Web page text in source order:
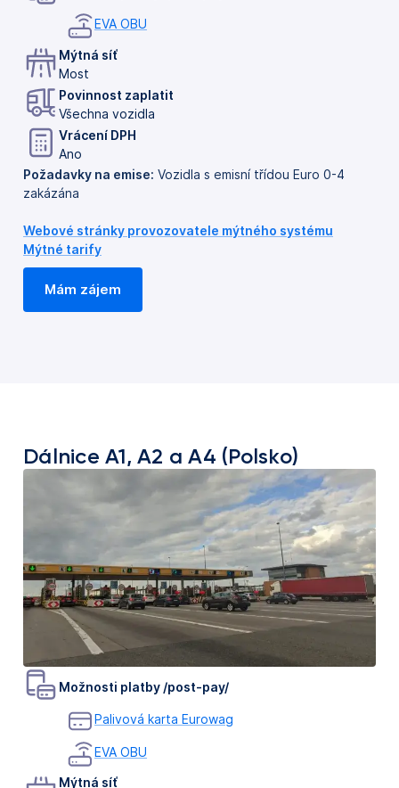
EVA OBU
Mýtná síť
Most
Povinnost zaplatit
Všechna vozidla
Vrácení DPH
Ano
Požadavky na emise: Vozidla s emisní třídou Euro 0-4
zakázána
Webové stránky provozovatele mýtného systému
Mýtné tarify
Mám zájem
Dálnice A1, A2 a A4 (Polsko)
Možnosti platby /post-pay/
Palivová karta Eurowag
EVA OBU
Mýtná síť